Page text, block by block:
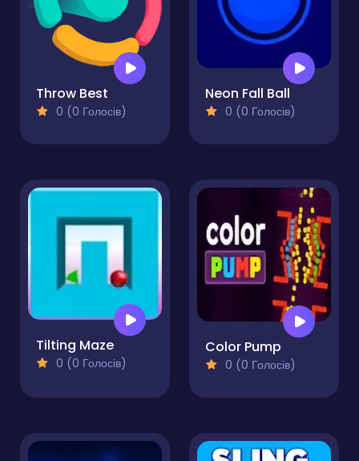
Throw Best
0 (0 Голосів)
Neon Fall Ball
0 (0 Голосів)
Tilting Maze
0 (0 Голосів)
Color Pump
0 (0 Голосів)